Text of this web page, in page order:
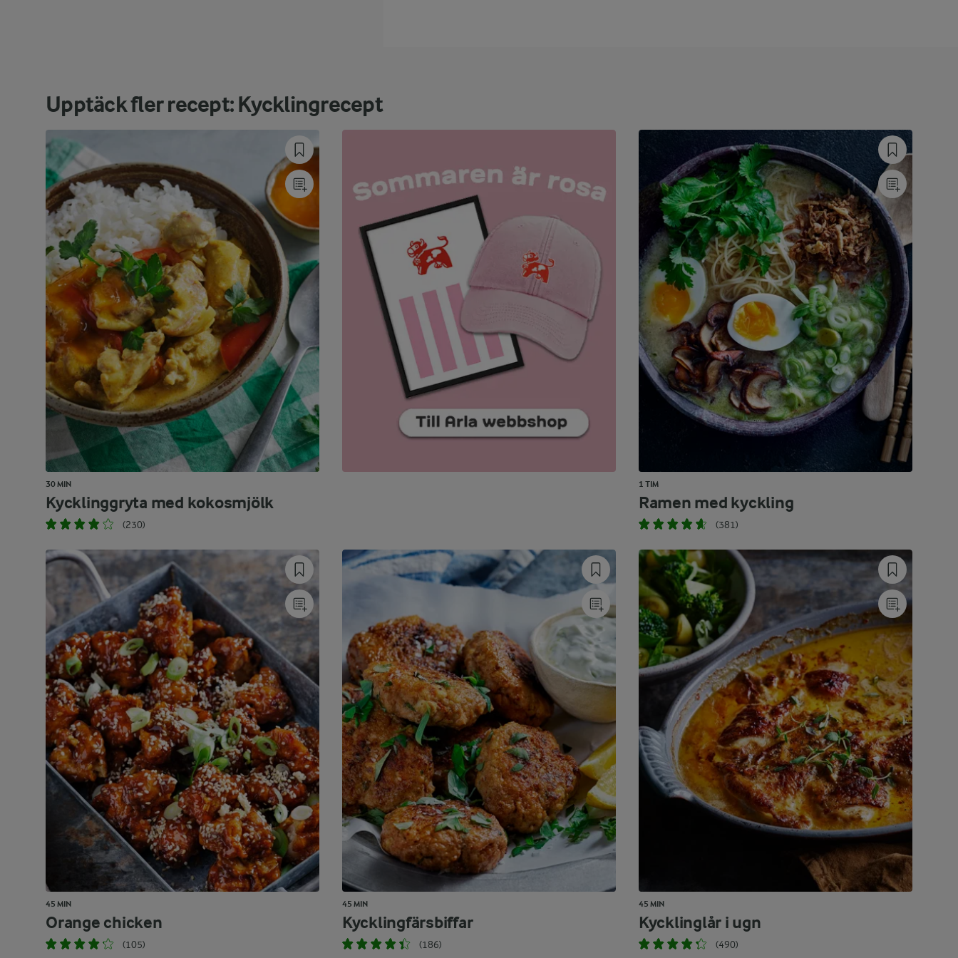
Upptäck fler recept: Kycklingrecept
30 MIN
Kycklinggryta med kokosmjölk
(230)
1 TIM
Ramen med kyckling
(381)
45 MIN
Orange chicken
(105)
45 MIN
Kycklingfärsbiffar
(186)
45 MIN
Kycklinglår i ugn
(490)